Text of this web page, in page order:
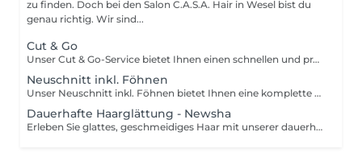
zu finden. Doch bei den Salon C.A.S.A. Hair in Wesel bist du
genau richtig. Wir sind...
Cut & Go
Unser Cut & Go-Service bietet Ihnen einen schnellen und präzisen Haarschnitt ohne großen Aufwand. Ideal für alle, die wenig Zeit haben, aber dennoch Wert auf einen professionellen Schnitt legen. Unsere Stylisten schneiden Ihr Haar nach Ihren Wünschen und sorgen dafür, dass Sie den Salon im Handumdrehen mit einem frischen Look verlassen. Perfekt für den Alltag oder wenn es mal schnell gehen muss.
Neuschnitt inkl. Föhnen
Unser Neuschnitt inkl. Föhnen bietet Ihnen eine komplette Haarveränderung mit einem frischen, neuen Schnitt und einem professionellen Styling. Nach einer gründlichen Beratung schneiden unsere Stylisten Ihr Haar präzise und individuell nach Ihren Wünschen. Anschließend wird Ihr Haar sorgfältig geföhnt und in Form gebracht, sodass Sie mit einem perfekt gestylten Look den Salon verlassen. Ideal für alle, die eine Veränderung suchen und dabei Wert auf ein rundum perfektes Ergebnis legen.
Dauerhafte Haarglättung - Newsha
Erleben Sie glattes, geschmeidiges Haar mit unserer dauerhaften Haarglättung von Newsha. Diese innovative Behandlung verwandelt widerspenstiges und krauses Haar in seidige, glatte Strähnen, die leicht zu pflegen sind. Die Newsha-Technologie glättet Ihr Haar dauerhaft, reduziert Frizz und verleiht ihm einen natürlichen, gesunden Glanz. Perfekt für alle, die sich eine langanhaltende, glatte Haarstruktur wünschen, ohne täglichen Aufwand. Lassen Sie sich von unseren Experten beraten und genießen Sie das Gefühl von glattem, geschmeidigem Haar, das wochenlang hält.